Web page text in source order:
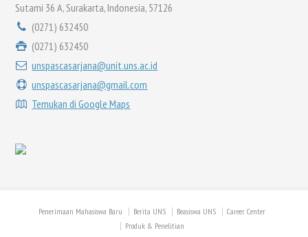
Sutami 36 A, Surakarta, Indonesia, 57126
(0271) 632450
(0271) 632450
unspascasarjana@unit.uns.ac.id
unspascasarjana@gmail.com
Temukan di Google Maps
Penerimaan Mahasiswa Baru Berita UNS Beasiswa UNS
Career Center
Produk & Penelitian